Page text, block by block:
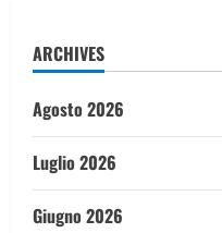
ARCHIVES
Agosto 2026
Luglio 2026
Giugno 2026